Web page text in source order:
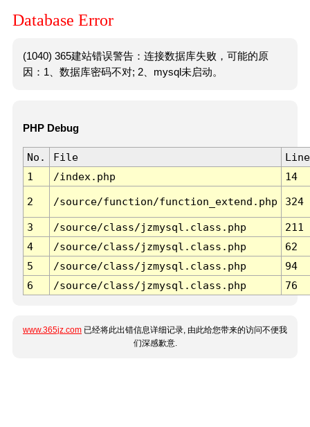
Database Error
(1040) 365建站错误警告：连接数据库失败，可能的原
因：1、数据库密码不对; 2、mysql未启动。
PHP Debug
No. File
Line
1
/index.php 14
2 /source/function/function_extend.php 324
3 /source/class/jzmysql.class.php
211
4
/source/class/jzmysql.class.php
62
5
/source/class/jzmysql.class.php
94
6
/source/class/jzmysql.class.php 76
www.365jz.com 已经将此出错信息详细记录, 由此给您带来的访问不便我
们深感歉意.